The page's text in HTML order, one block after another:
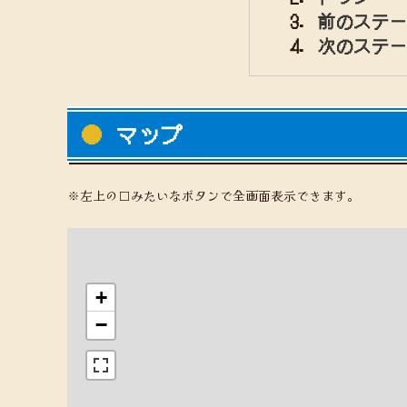
前のステ
次のステ
マップ
※左上の□みたいなボタンで全画面表示できます。
+
−